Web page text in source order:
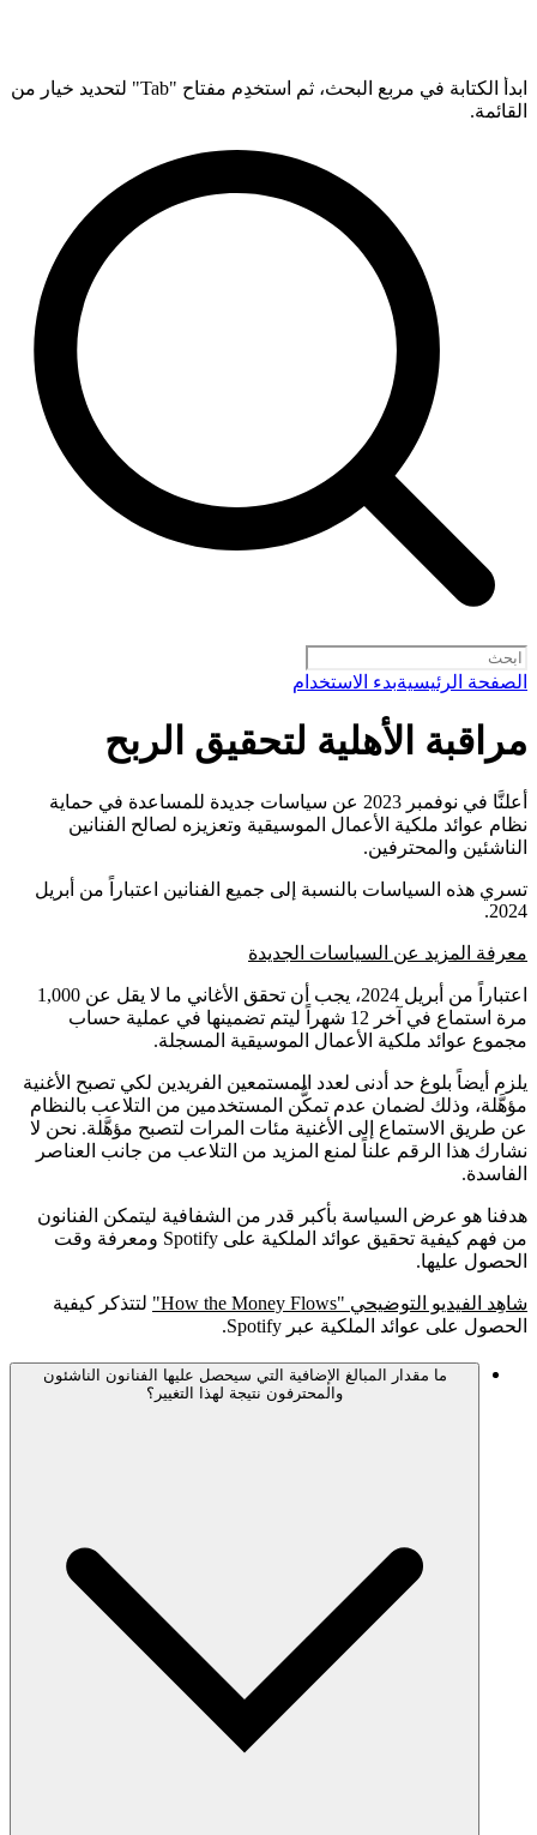
ابدأ الكتابة في مربع البحث، ثم استخدِم مفتاح "Tab" لتحديد خيار من
القائمة.
الصفحة الرئيسيةبدء الاستخدام
مراقبة الأهلية لتحقيق الربح
أعلنَّا في نوفمبر 2023 عن سياسات جديدة للمساعدة في حماية
نظام عوائد ملكية الأعمال الموسيقية وتعزيزه لصالح الفنانين
الناشئين والمحترفين.
تسري هذه السياسات بالنسبة إلى جميع الفنانين اعتباراً من أبريل
2024.
معرفة المزيد عن السياسات الجديدة
اعتباراً من أبريل 2024، يجب أن تحقق الأغاني ما لا يقل عن 1,000
مرة استماع في آخر 12 شهراً ليتم تضمينها في عملية حساب
مجموع عوائد ملكية الأعمال الموسيقية المسجلة.
يلزم أيضاً بلوغ حد أدنى لعدد المستمعين الفريدين لكي تصبح الأغنية
مؤهَّلة، وذلك لضمان عدم تمكُّن المستخدمين من التلاعب بالنظام
عن طريق الاستماع إلى الأغنية مئات المرات لتصبح مؤهَّلة. نحن لا
نشارك هذا الرقم علناً لمنع المزيد من التلاعب من جانب العناصر
الفاسدة.
هدفنا هو عرض السياسة بأكبر قدر من الشفافية ليتمكن الفنانون
من فهم كيفية تحقيق عوائد الملكية على Spotify ومعرفة وقت
الحصول عليها.
شاهِد الفيديو التوضيحي "How the Money Flows"
لتتذكر كيفية
الحصول على عوائد الملكية عبر Spotify.
ما مقدار المبالغ الإضافية التي سيحصل عليها الفنانون الناشئون
والمحترفون نتيجة لهذا التغيير؟